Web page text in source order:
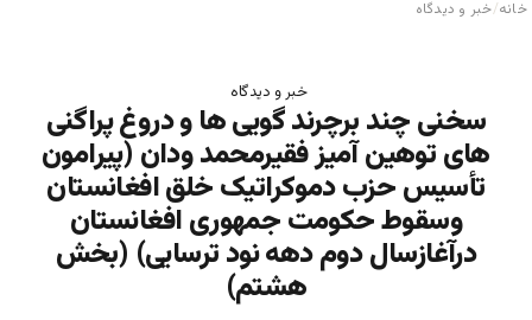
خانه/خبر و دیدگاه
خبر و دیدگاه
سخنی چند برچرند گويی ها و دروغ پراگنی
های توهين آميز فقيرمحمد ودان (پيرامون
تأسيس حزب دموکراتيک خلق افغانستان
وسقوط حکومت جمهوری افغانستان
درآغازسال دوم دهه نود ترسايی) (بخش
هشتم)